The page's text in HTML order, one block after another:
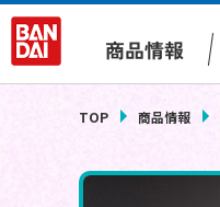
商品情報
TOP 商品情報